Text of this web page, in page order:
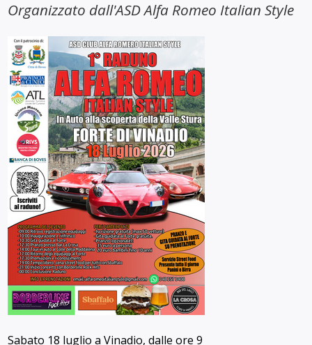
Organizzato dall'ASD Alfa Romeo Italian Style
Sabato 18 luglio a Vinadio, dalle ore 9